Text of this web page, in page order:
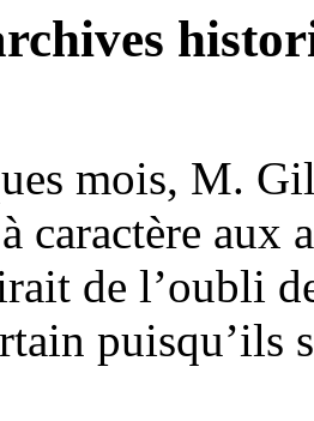
mois, M.
caractère aux
de l’oubli
puisqu’ils